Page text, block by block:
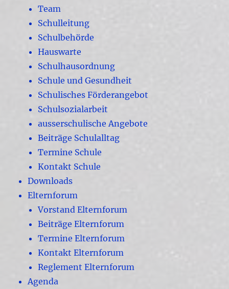
Team
Schulleitung
Schulbehörde
Hauswarte
Schulhausordnung
Schule und Gesundheit
Schulisches Förderangebot
Schulsozialarbeit
ausserschulische Angebote
Beiträge Schulalltag
Termine Schule
Kontakt Schule
Downloads
Elternforum
Vorstand Elternforum
Beiträge Elternforum
Termine Elternforum
Kontakt Elternforum
Reglement Elternforum
Agenda